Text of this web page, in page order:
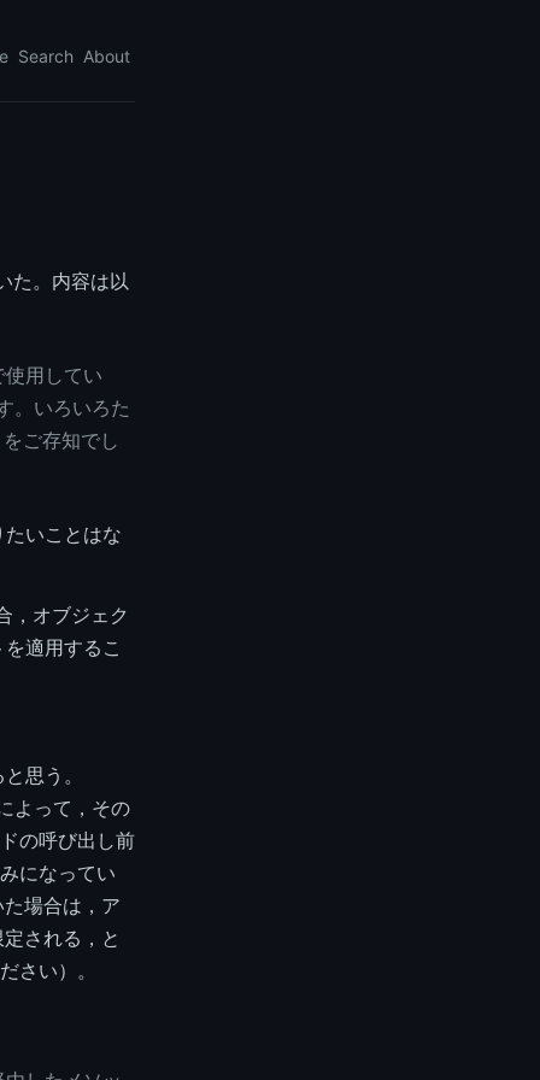
Search About
た。内容は以
用してい
。いろいろた
ご存知でし
いことはな
，オブジェク
適用するこ
思う。
よって，その
の呼び出し前
になってい
場合は，ア
される，と
さい）。